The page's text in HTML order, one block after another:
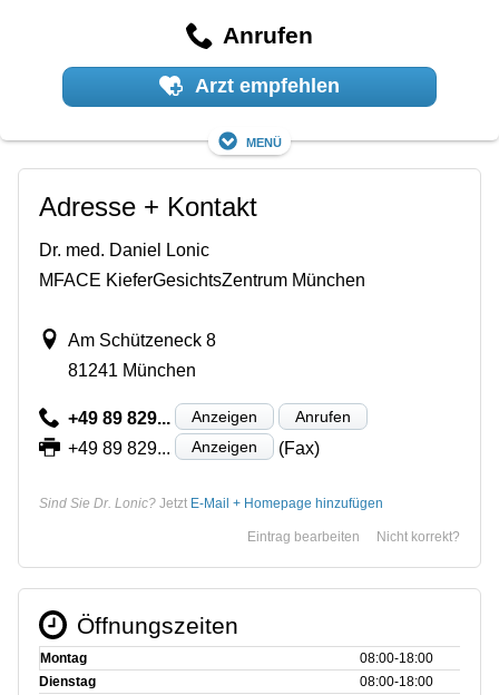
Anrufen
Arzt empfehlen
Menü
Adresse + Kontakt
Dr. med. Daniel Lonic
MFACE KieferGesichtsZentrum München
Am Schützeneck 8
81241 München
+49 89 829... Anzeigen Anrufen
+49 89 829... Anzeigen (Fax)
Sind Sie Dr. Lonic? Jetzt E-Mail + Homepage hinzufügen
Nicht korrekt?
Eintrag bearbeiten
Öffnungszeiten
Montag
08:00‑18:00
Dienstag
08:00‑18:00